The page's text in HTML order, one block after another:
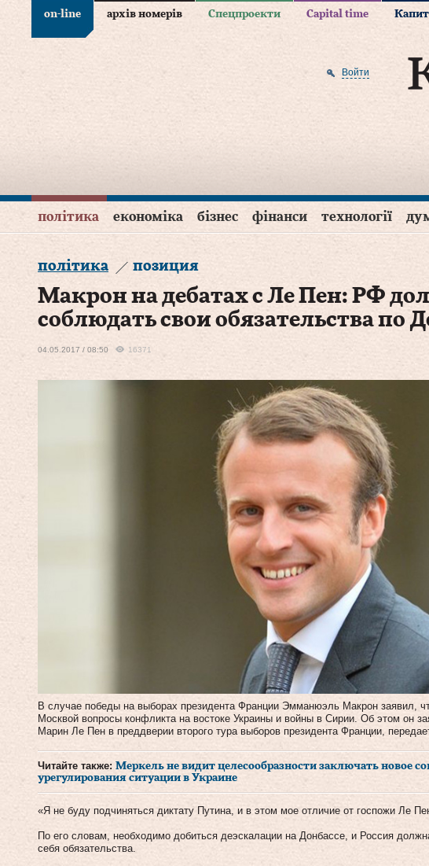
on-line архів номерів Спецпроекти Capital time
Войти
політика економіка бізнес фінанси технології
політика позиция
Макрон на дебатах с Ле Пен: РФ
соблюдать свои обязательства по
04.05.2017 / 08:50 16371
В случае победы на выборах президента Франции Эмманюэль Макрон заявил,
Москвой вопросы конфликта на востоке Украины и войны в Сирии. Об этом он
Марин Ле Пен в преддверии второго тура выборов президента Франции,
Читайте также: Меркель не видит целесообразности заключать новое
урегулирования ситуации в Украине
«Я не буду подчиняться диктату Путина, и в этом мое отличие от госпожи Ле
По его словам, необходимо добиться деэскалации на Донбассе, и Россия
себя обязательства.